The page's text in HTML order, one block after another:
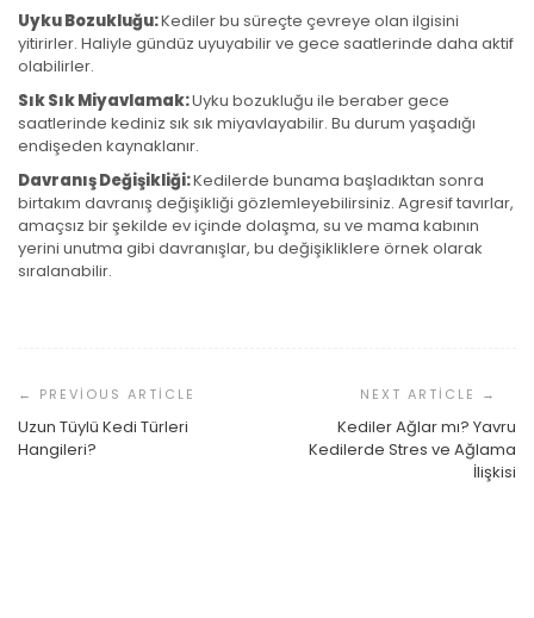
Uyku Bozukluğu:Kediler bu süreçte çevreye olan ilgisini
yitirirler. Haliyle gündüz uyuyabilir ve gece saatlerinde daha aktif
olabilirler.
Sık Sık Miyavlamak:Uyku bozukluğu ile beraber gece
saatlerinde kediniz sık sık miyavlayabilir. Bu durum yaşadığı
endişeden kaynaklanır.
Davranış Değişikliği:Kedilerde bunama başladıktan sonra
birtakım davranış değişikliği gözlemleyebilirsiniz. Agresif tavırlar,
amaçsız bir şekilde ev içinde dolaşma, su ve mama kabının
yerini unutma gibi davranışlar, bu değişikliklere örnek olarak
sıralanabilir.
Dolaşımı
Uzun Tüylü Kedi Türleri
Hangileri?
Kediler Ağlar mı? Yavru
Kedilerde Stres ve Ağlama
İlişkisi
Kediler Üşür Mü?